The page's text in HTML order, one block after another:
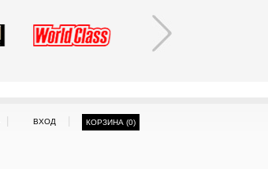
| ВХОД КОРЗИНА (0)